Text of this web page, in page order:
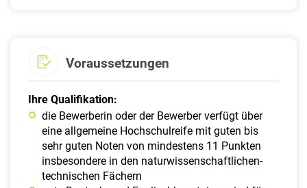
Voraussetzungen
Ihre Qualifikation:
die Bewerberin oder der Bewerber verfügt über
eine allgemeine Hochschulreife mit guten bis
sehr guten Noten von mindestens 11 Punkten
insbesondere in den naturwissenschaftlichen-
technischen Fächern